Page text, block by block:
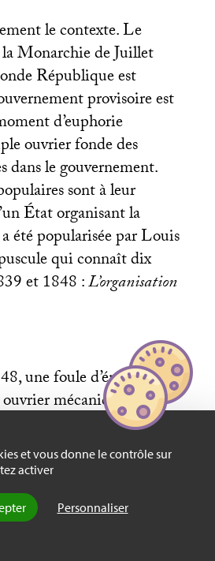
et vous donne le contrôle sur
activer
Personnaliser
le contexte. Le
Monarchie de Juillet
République est
provisoire est
d’euphorie
ouvrier fonde des
dans le gouvernement.
sont à leur
État organisant la
été popularisée par Louis
qui connaît dix
et 1848 :L’organisation
une foule d’émeutiers,
mécanicien,
envahit l’hôtel de ville
à Lamartine, Marche